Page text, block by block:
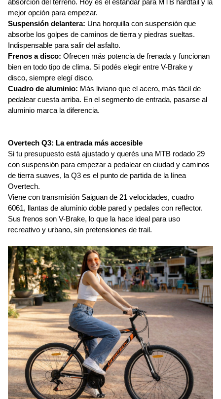
absorción del terreno. Hoy es el estándar para MTB hardtail y la
mejor opción para empezar.
Suspensión delantera: Una horquilla con suspensión que
absorbe los golpes de caminos de tierra y piedras sueltas.
Indispensable para salir del asfalto.
Frenos a disco: Ofrecen más potencia de frenada y funcionan
bien en todo tipo de clima. Si podés elegir entre V-Brake y
disco, siempre elegí disco.
Cuadro de aluminio: Más liviano que el acero, más fácil de
pedalear cuesta arriba. En el segmento de entrada, pasarse al
aluminio marca la diferencia.
Overtech Q3: La entrada más accesible
Si tu presupuesto está ajustado y querés una MTB rodado 29
con suspensión para empezar a pedalear en ciudad y caminos
de tierra suaves, la Q3 es el punto de partida de la línea
Overtech.
Viene con transmisión Saiguan de 21 velocidades, cuadro
6061, llantas de aluminio doble pared y pedales con reflector.
Sus frenos son V-Brake, lo que la hace ideal para uso
recreativo y urbano, sin pretensiones de trail.